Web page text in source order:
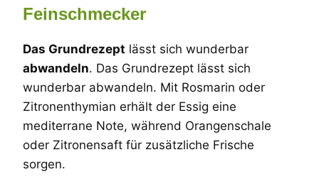
Feinschmecker
Das Grundrezept lässt sich wunderbar
abwandeln. Das Grundrezept lässt sich
wunderbar abwandeln. Mit Rosmarin oder
Zitronenthymian erhält der Essig eine
mediterrane Note, während Orangenschale
oder Zitronensaft für zusätzliche Frische
sorgen.